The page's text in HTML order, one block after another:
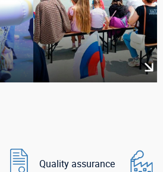
Quality assurance